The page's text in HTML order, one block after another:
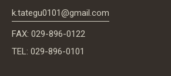
k.tategu0101@gmail.com
FAX: 029-896-0122
TEL: 029-896-0101